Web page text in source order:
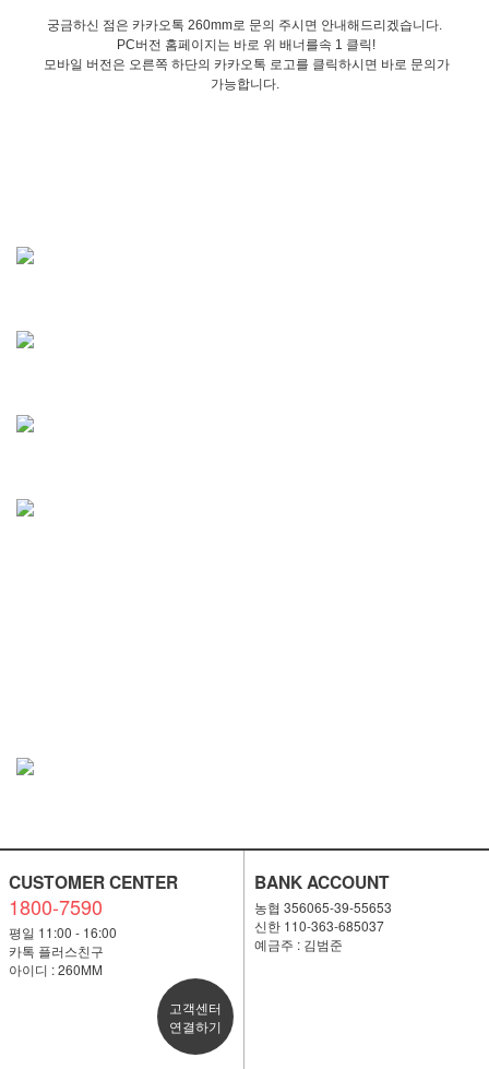
궁금하신 점은 카카오톡 260mm로 문의 주시면 안내해드리겠습니다.
PC버전 홈페이지는 바로 위 배너를속 1 클릭!
모바일 버전은 오른쪽 하단의 카카오톡 로고를 클릭하시면 바로 문의가
가능합니다.
CUSTOMER CENTER
1800-7590
평일 11:00 - 16:00
카톡 플러스친구
아이디 : 260MM
고객센터
연결하기
BANK ACCOUNT
농협 356065-39-55653
신한 110-363-685037
예금주 : 김범준